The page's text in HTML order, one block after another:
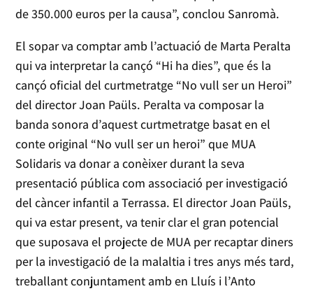
de 350.000 euros per la causa”, conclou Sanromà.
El sopar va comptar amb l’actuació de Marta Peralta
qui va interpretar la cançó “Hi ha dies”, que és la
cançó oficial del curtmetratge “No vull ser un Heroi”
del director Joan Paüls. Peralta va composar la
banda sonora d’aquest curtmetratge basat en el
conte original “No vull ser un heroi” que MUA
Solidaris va donar a conèixer durant la seva
presentació pública com associació per investigació
del càncer infantil a Terrassa. El director Joan Paüls,
qui va estar present, va tenir clar el gran potencial
que suposava el projecte de MUA per recaptar diners
per la investigació de la malaltia i tres anys més tard,
treballant conjuntament amb en Lluís i l’Anto